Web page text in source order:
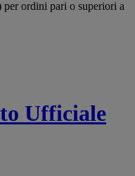
ordini pari o superiori a
Ufficiale